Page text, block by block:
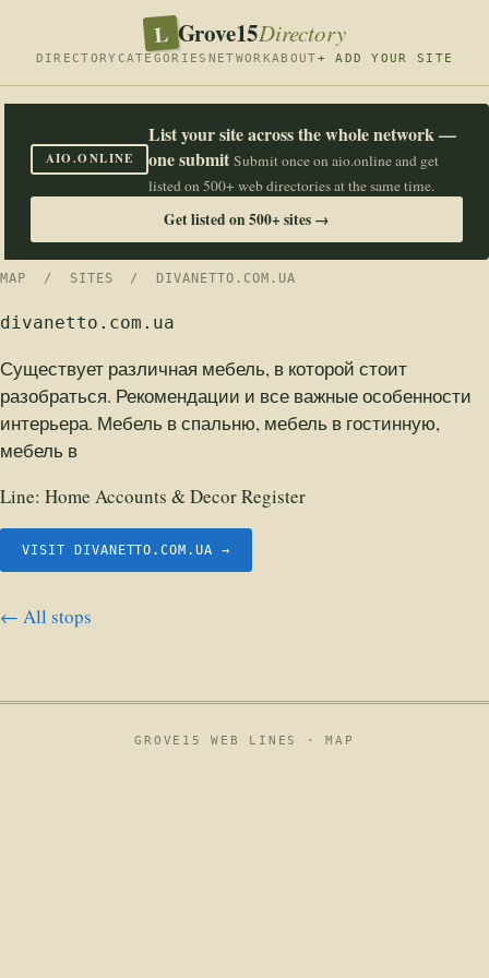
L Grove15Directory
DIRECTORY CATEGORIES NETWORKABOUT+ ADD YOUR SITE
AIO.ONLINE
List your site across the whole network —
one submit Submit once on aio.online and get
listed on 500+ web directories at the same time.
Get listed on 500+ sites →
MAP / SITES / DIVANETTO.COM.UA
divanetto.com.ua
Существует различная мебель, в которой стоит
разобраться. Рекомендации и все важные особенности
интерьера. Мебель в спальню, мебель в гостинную,
мебель в
Line: Home Accounts & Decor Register
VISIT DIVANETTO.COM.UA →
← All stops
GROVE15 WEB LINES ·MAP